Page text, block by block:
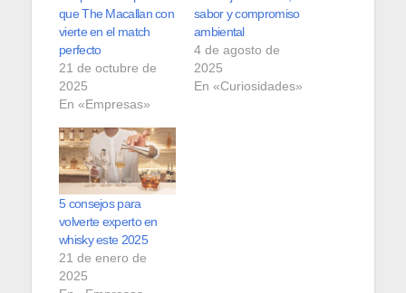
que The Macallan con
vierte en el match
perfecto
21 de octubre de
2025
En «Empresas»
sabor y compromiso
ambiental
4 de agosto de
2025
En «Curiosidades»
5 consejos para
volverte experto en
whisky este 2025
21 de enero de
2025